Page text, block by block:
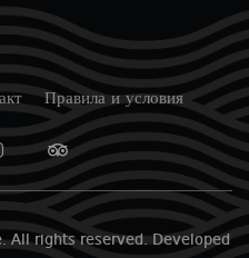
Правила и условия
All rights reserved. Developed